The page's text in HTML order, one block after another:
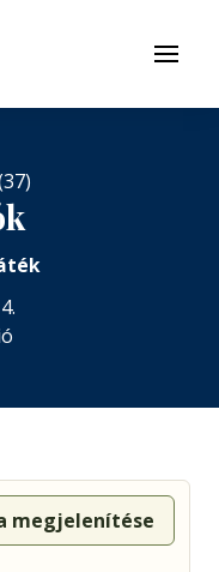
Menü
megjelenítése